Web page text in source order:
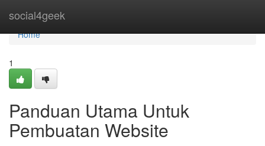
social4geek
Home
Home
1
Panduan Utama Untuk
Pembuatan Website